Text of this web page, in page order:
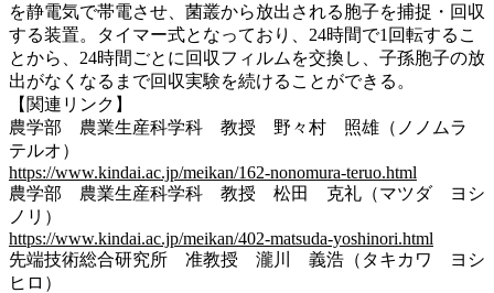
を静電気で帯電させ、菌叢から放出される胞子を捕捉・回収
する装置。タイマー式となっており、24時間で1回転するこ
とから、24時間ごとに回収フィルムを交換し、子孫胞子の放
出がなくなるまで回収実験を続けることができる。
【関連リンク】
農学部 農業生産科学科 教授 野々村 照雄（ノノムラ
テルオ）
https://www.kindai.ac.jp/meikan/162-nonomura-teruo.html
農学部 農業生産科学科 教授 松田 克礼（マツダ ヨシ
ノリ）
https://www.kindai.ac.jp/meikan/402-matsuda-yoshinori.html
先端技術総合研究所 准教授 瀧川 義浩（タキカワ ヨシ
ヒロ）